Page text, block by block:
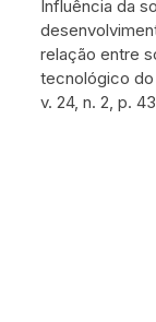
Influência da
relação entre
tecnológico do
v. 24, n. 2, p.